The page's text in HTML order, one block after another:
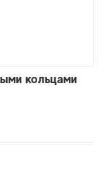
кольцами